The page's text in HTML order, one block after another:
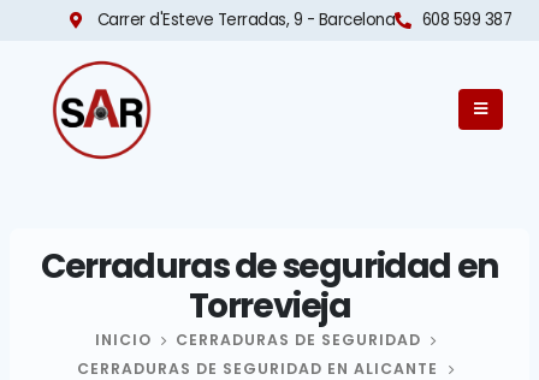
Carrer d'Esteve Terradas, 9 - Barcelona​ 608 599 387
Cerraduras de seguridad en
Torrevieja
INICIO
CERRADURAS DE SEGURIDAD
CERRADURAS DE SEGURIDAD EN ALICANTE